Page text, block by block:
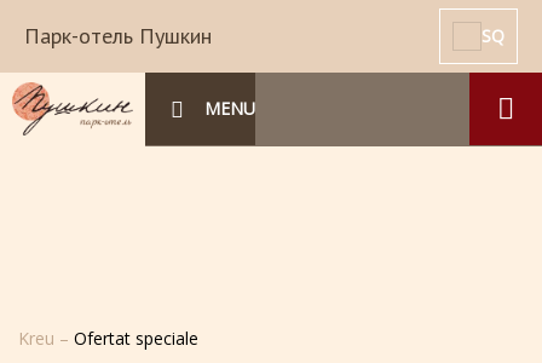
Парк-отель Пушкин SQ
MENU
Kreu – Ofertat speciale